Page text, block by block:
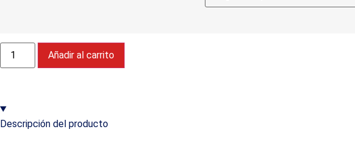
Añadir al carrito
Descripción del producto